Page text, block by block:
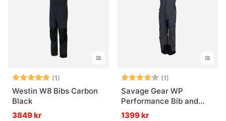
Betyg: (1)
5.0 utav 5 stjärnor
Westin W8 Bibs Carbon
Black
3849 kr
Betyg: (1)
Savage Gear WP
Performance Bib and
Brace Gunmetal
1399 kr